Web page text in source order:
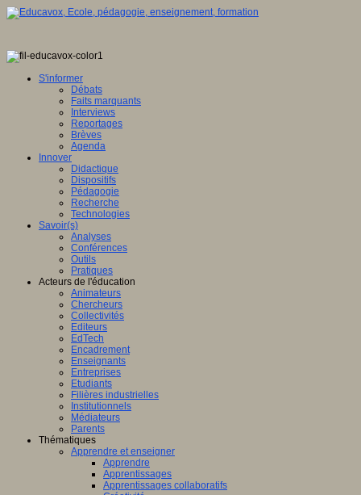
S'informer
Débats
Faits marquants
Interviews
Reportages
Brèves
Agenda
Innover
Didactique
Dispositifs
Pédagogie
Recherche
Technologies
Savoir(s)
Analyses
Conférences
Outils
Pratiques
Acteurs de l'éducation
Animateurs
Chercheurs
Collectivités
Editeurs
EdTech
Encadrement
Enseignants
Entreprises
Etudiants
Filières industrielles
Institutionnels
Médiateurs
Parents
Thématiques
Apprendre et enseigner
Apprendre
Apprentissages
Apprentissages collaboratifs